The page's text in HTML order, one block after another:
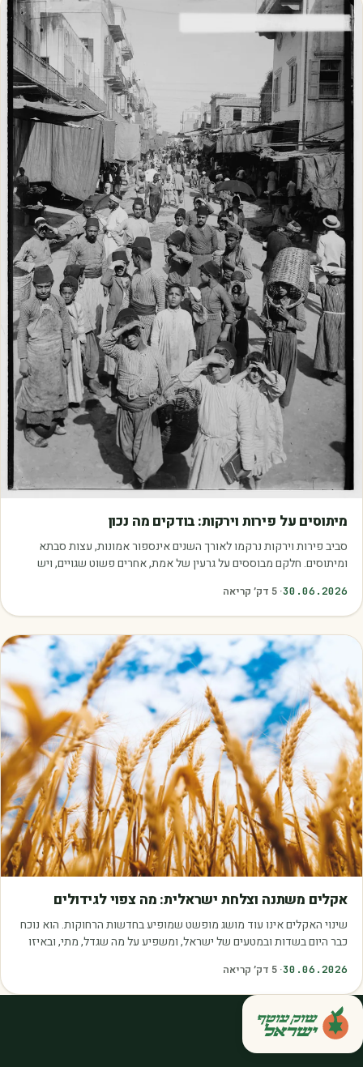
מיתוסים על פירות וירקות: בודקים מה נכון
סביב פירות וירקות נרקמו לאורך השנים אינספור אמונות, עצות סבתא
ומיתוסים. חלקם מבוססים על גרעין של אמת, אחרים פשוט שגויים, ויש
30.06.2026
·
5 דק׳ קריאה
אקלים משתנה וצלחת ישראלית: מה צפוי לגידולים
שינוי האקלים אינו עוד מושג מופשט שמופיע בחדשות הרחוקות. הוא נוכח
כבר היום בשדות ובמטעים של ישראל, ומשפיע על מה שגדל, מתי, ובאיזו
30.06.2026
·
5 דק׳ קריאה